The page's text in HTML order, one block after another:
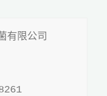
有限公司